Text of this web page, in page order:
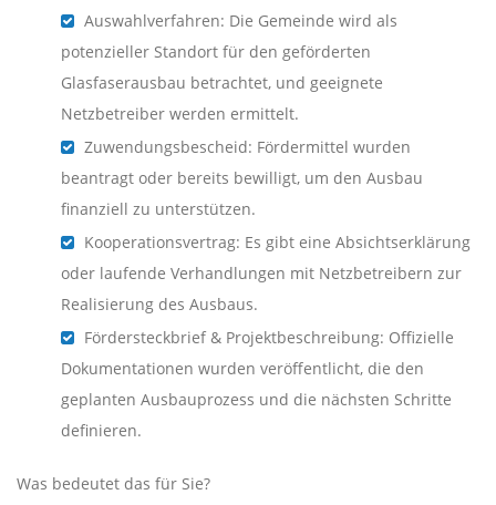
Auswahlverfahren: Die Gemeinde wird als
potenzieller Standort für den geförderten
Glasfaserausbau betrachtet, und geeignete
Netzbetreiber werden ermittelt.
Zuwendungsbescheid: Fördermittel wurden
beantragt oder bereits bewilligt, um den Ausbau
finanziell zu unterstützen.
Kooperationsvertrag: Es gibt eine Absichtserklärung
oder laufende Verhandlungen mit Netzbetreibern zur
Realisierung des Ausbaus.
Fördersteckbrief & Projektbeschreibung: Offizielle
Dokumentationen wurden veröffentlicht, die den
geplanten Ausbauprozess und die nächsten Schritte
definieren.
Was bedeutet das für Sie?